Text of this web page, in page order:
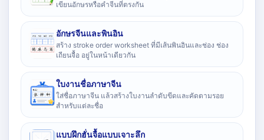
เขียนอักษรหรือคำจีนที่ตรงกัน
อักษรจีนและพินอิน
สร้าง stroke order worksheet ที่มีเส้นพินอินและช่อง ช่อง
เถียนจื้อ อยู่ในหน้าเดียวกัน
ใบงานชื่อภาษาจีน
ใส่ชื่อภาษาจีน แล้วสร้างใบงานลำดับขีดและคัดตามรอย
สำหรับแต่ละชื่อ
แบบฝึกฮั่นจื้อแบบเจาะลึก